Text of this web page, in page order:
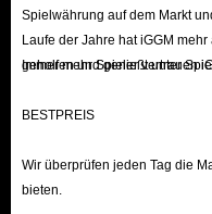
Spielwährung auf dem Markt
Laufe der Jahre hat iGGM
geholfen und genießt unter
Immer mehr Spieler vertrauen
BESTPREIS
Wir überprüfen jeden Tag die
bieten.